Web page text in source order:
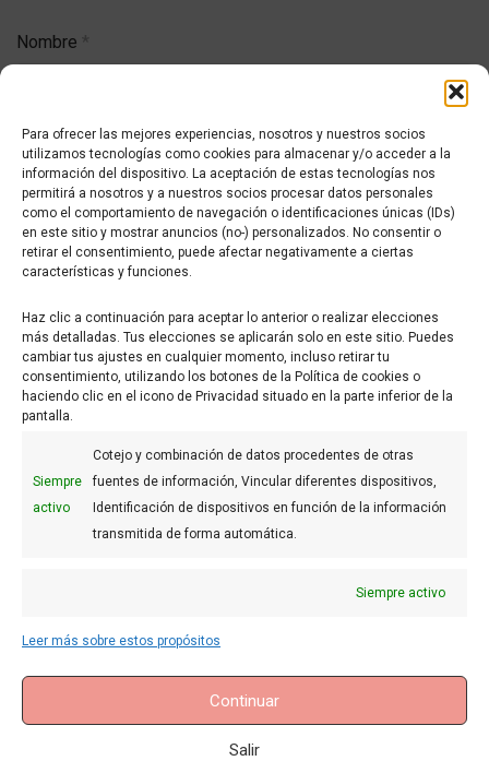
Para ofrecer las mejores experiencias, nosotros y nuestros socios
utilizamos tecnologías como cookies para almacenar y/o acceder a la
información del dispositivo. La aceptación de estas tecnologías nos
permitirá a nosotros y a nuestros socios procesar datos personales
como el comportamiento de navegación o identificaciones únicas (IDs)
en este sitio y mostrar anuncios (no-) personalizados. No consentir o
retirar el consentimiento, puede afectar negativamente a ciertas
características y funciones.
Haz clic a continuación para aceptar lo anterior o realizar elecciones
más detalladas. Tus elecciones se aplicarán solo en este sitio. Puedes
cambiar tus ajustes en cualquier momento, incluso retirar tu
consentimiento, utilizando los botones de la Política de cookies o
haciendo clic en el icono de Privacidad situado en la parte inferior de la
pantalla.
Siempre
activo
Cotejo y combinación de datos procedentes de otras
fuentes de información, Vincular diferentes dispositivos,
Identificación de dispositivos en función de la información
transmitida de forma automática.
Siempre activo
Leer más sobre estos propósitos
Continuar
Salir
Nombre
Correo electrónico *
Web
Condiciones generales
Privacidad
Contacto
- La base de la Pastelería